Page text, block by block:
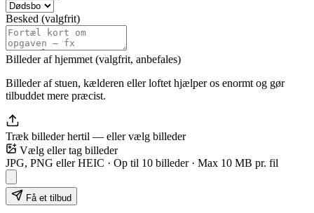
Besked (valgfrit)
Billeder af hjemmet (valgfrit, anbefales)
Billeder af stuen, kælderen eller loftet hjælper os enormt og gør
tilbuddet mere præcist.
Træk billeder hertil — ellervælg billeder
Vælg eller tag billeder
JPG, PNG eller HEIC · Op til 10 billeder · Max 10 MB pr. fil
Få et tilbud